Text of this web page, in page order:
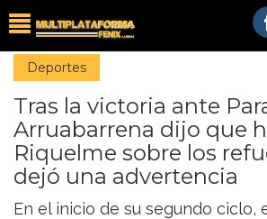
Deportes
Tras la victoria ante
Arruabarrena dijo que
Riquelme sobre los
dejó una advertencia
En el inicio de su segundo ciclo,